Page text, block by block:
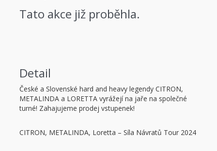
Tato akce již proběhla.
Detail
České a Slovenské hard and heavy legendy CITRON,
METALINDA a LORETTA vyrážejí na jaře na společné
turné! Zahajujeme prodej vstupenek!
CITRON, METALINDA, Loretta – Síla Návratů Tour 2024